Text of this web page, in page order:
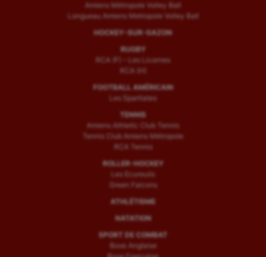
Amiens Métropole Volley Ball
Longueau Amiens Metropole Volley Ball
HOCKEY-SUR-GAZON
RUGBY
RCA (F) – Les Licornes
RCA (H)
FOOTBALL AMÉRICAIN
Les Spartiates
TENNIS
Amiens Athletic Club Tennis
Tennis Club Amiens Métropole
RCA Tennis
ROLLER-HOCKEY
Les Ecureuils
Green Falcons
ATHLÉTISME
NATATION
SPORT DE COMBAT
Boxe Anglaise